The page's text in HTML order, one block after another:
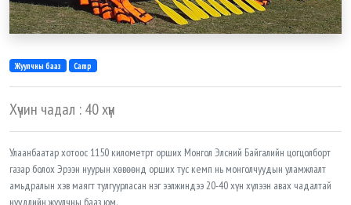
Жуулчны бааз Camp
Хүчин чадал : 40 хүн
Улаанбаатар хотоос 1150 километрт орших Монгол Элсний Байгалийн цогцолборт
газар болох Эрээн нуурын хөвөөнд орших тус кемп нь монголчуудын уламжлалт
амьдралын хэв маягт тулгуурласан нэг ээлжиндээ 20-40 хүн хүлээн авах чадалтай
нүүдлийн жуулчны бааз юм.